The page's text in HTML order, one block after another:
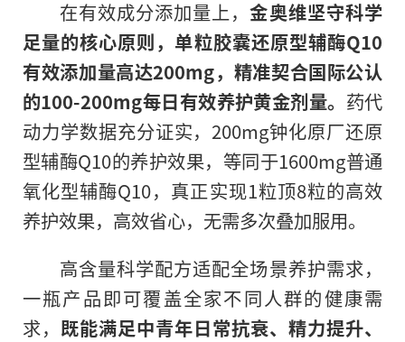
在有效成分添加量上，金奥维坚守科学
足量的核心原则，单粒胶囊还原型辅酶Q10
有效添加量高达200mg，精准契合国际公认
的100-200mg每日有效养护黄金剂量。 药代
动力学数据充分证实，200mg钟化原厂还原
型辅酶Q10的养护效果，等同于1600mg普通
氧化型辅酶Q10，真正实现1粒顶8粒的高效
养护效果，高效省心，无需多次叠加服用。
高含量科学配方适配全场景养护需求，
一瓶产品即可覆盖全家不同人群的健康需
求， 既能满足中青年日常抗衰、精力提升、